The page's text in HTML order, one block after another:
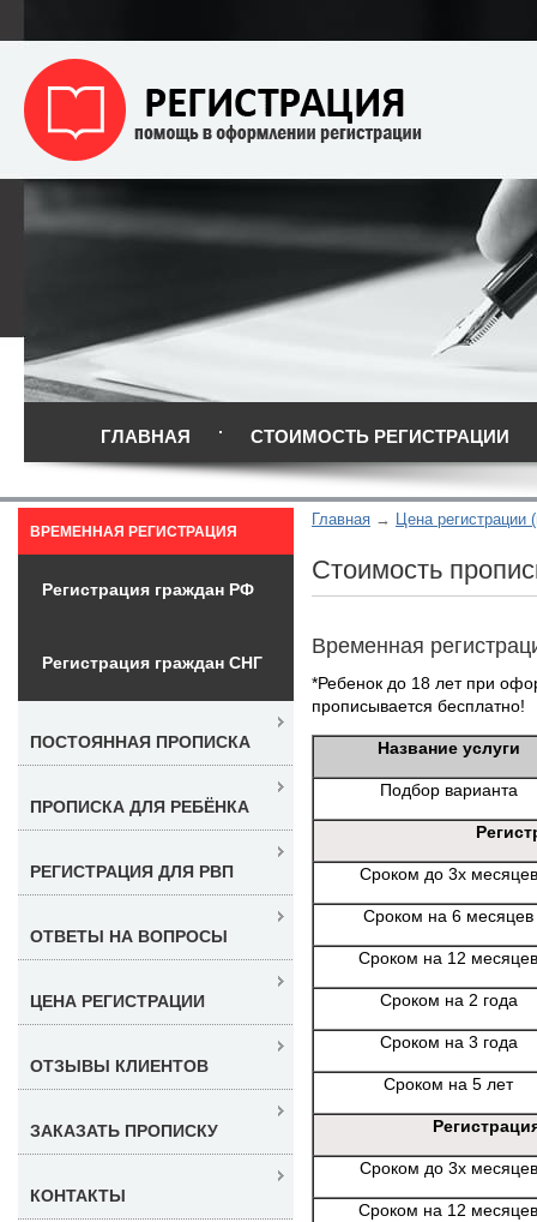
ГЛАВНАЯ СТОИМОСТЬ РЕГИСТРАЦИИ
Главная Цена регистрации
Стоимость
Временная
*Ребенок до 18 лет при
прописывается бесплатно!
Название услуги
Подбор варианта
Сроком до 3х месяцев
Сроком на 6 месяцев
Сроком на 12 месяцев
Сроком на 2 года
Сроком на 3 года
Сроком на 5 лет
Сроком до 3х месяцев
Сроком на 12 месяцев
ВРЕМЕННАЯ РЕГИСТРАЦИЯ
Регистрация граждан РФ
Регистрация граждан СНГ
ПОСТОЯННАЯ ПРОПИСКА
ПРОПИСКА ДЛЯ РЕБЁНКА
РЕГИСТРАЦИЯ ДЛЯ РВП
ОТВЕТЫ НА ВОПРОСЫ
ЦЕНА РЕГИСТРАЦИИ
ОТЗЫВЫ КЛИЕНТОВ
ЗАКАЗАТЬ ПРОПИСКУ
КОНТАКТЫ